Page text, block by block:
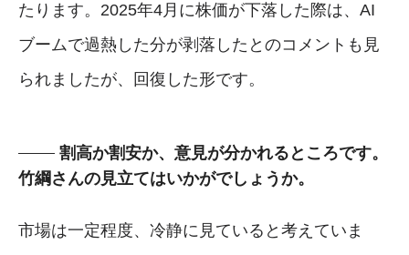
たります。2025年4月に株価が下落した際は、AI
ブームで過熱した分が剥落したとのコメントも見
られましたが、回復した形です。
割高か割安か、意見が分かれるところです。
竹綱さんの見立てはいかがでしょうか。
市場は一定程度、冷静に見ていると考えていま